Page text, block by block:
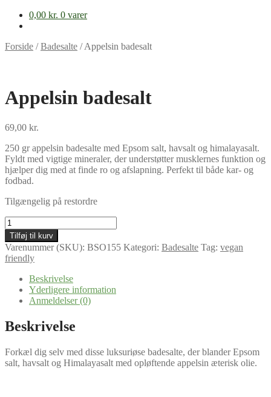
0,00 kr. 0 varer
Forside /Badesalte /Appelsin badesalt
Appelsin badesalt
69,00 kr.
250 gr appelsin badesalte med Epsom salt, havsalt og himalayasalt.
Fyldt med vigtige mineraler, der understøtter musklernes funktion og
hjælper dig med at finde ro og afslapning. Perfekt til både kar- og
fodbad.
Tilgængelig på restordre
Appelsin
badesalt
antal
Tilføj til kurv
Varenummer (SKU): BSO155 Kategori: Badesalte Tag: vegan
friendly
Beskrivelse
Yderligere information
Anmeldelser (0)
Beskrivelse
Forkæl dig selv med disse luksuriøse badesalte, der blander Epsom
salt, havsalt og Himalayasalt med opløftende appelsin æterisk olie.